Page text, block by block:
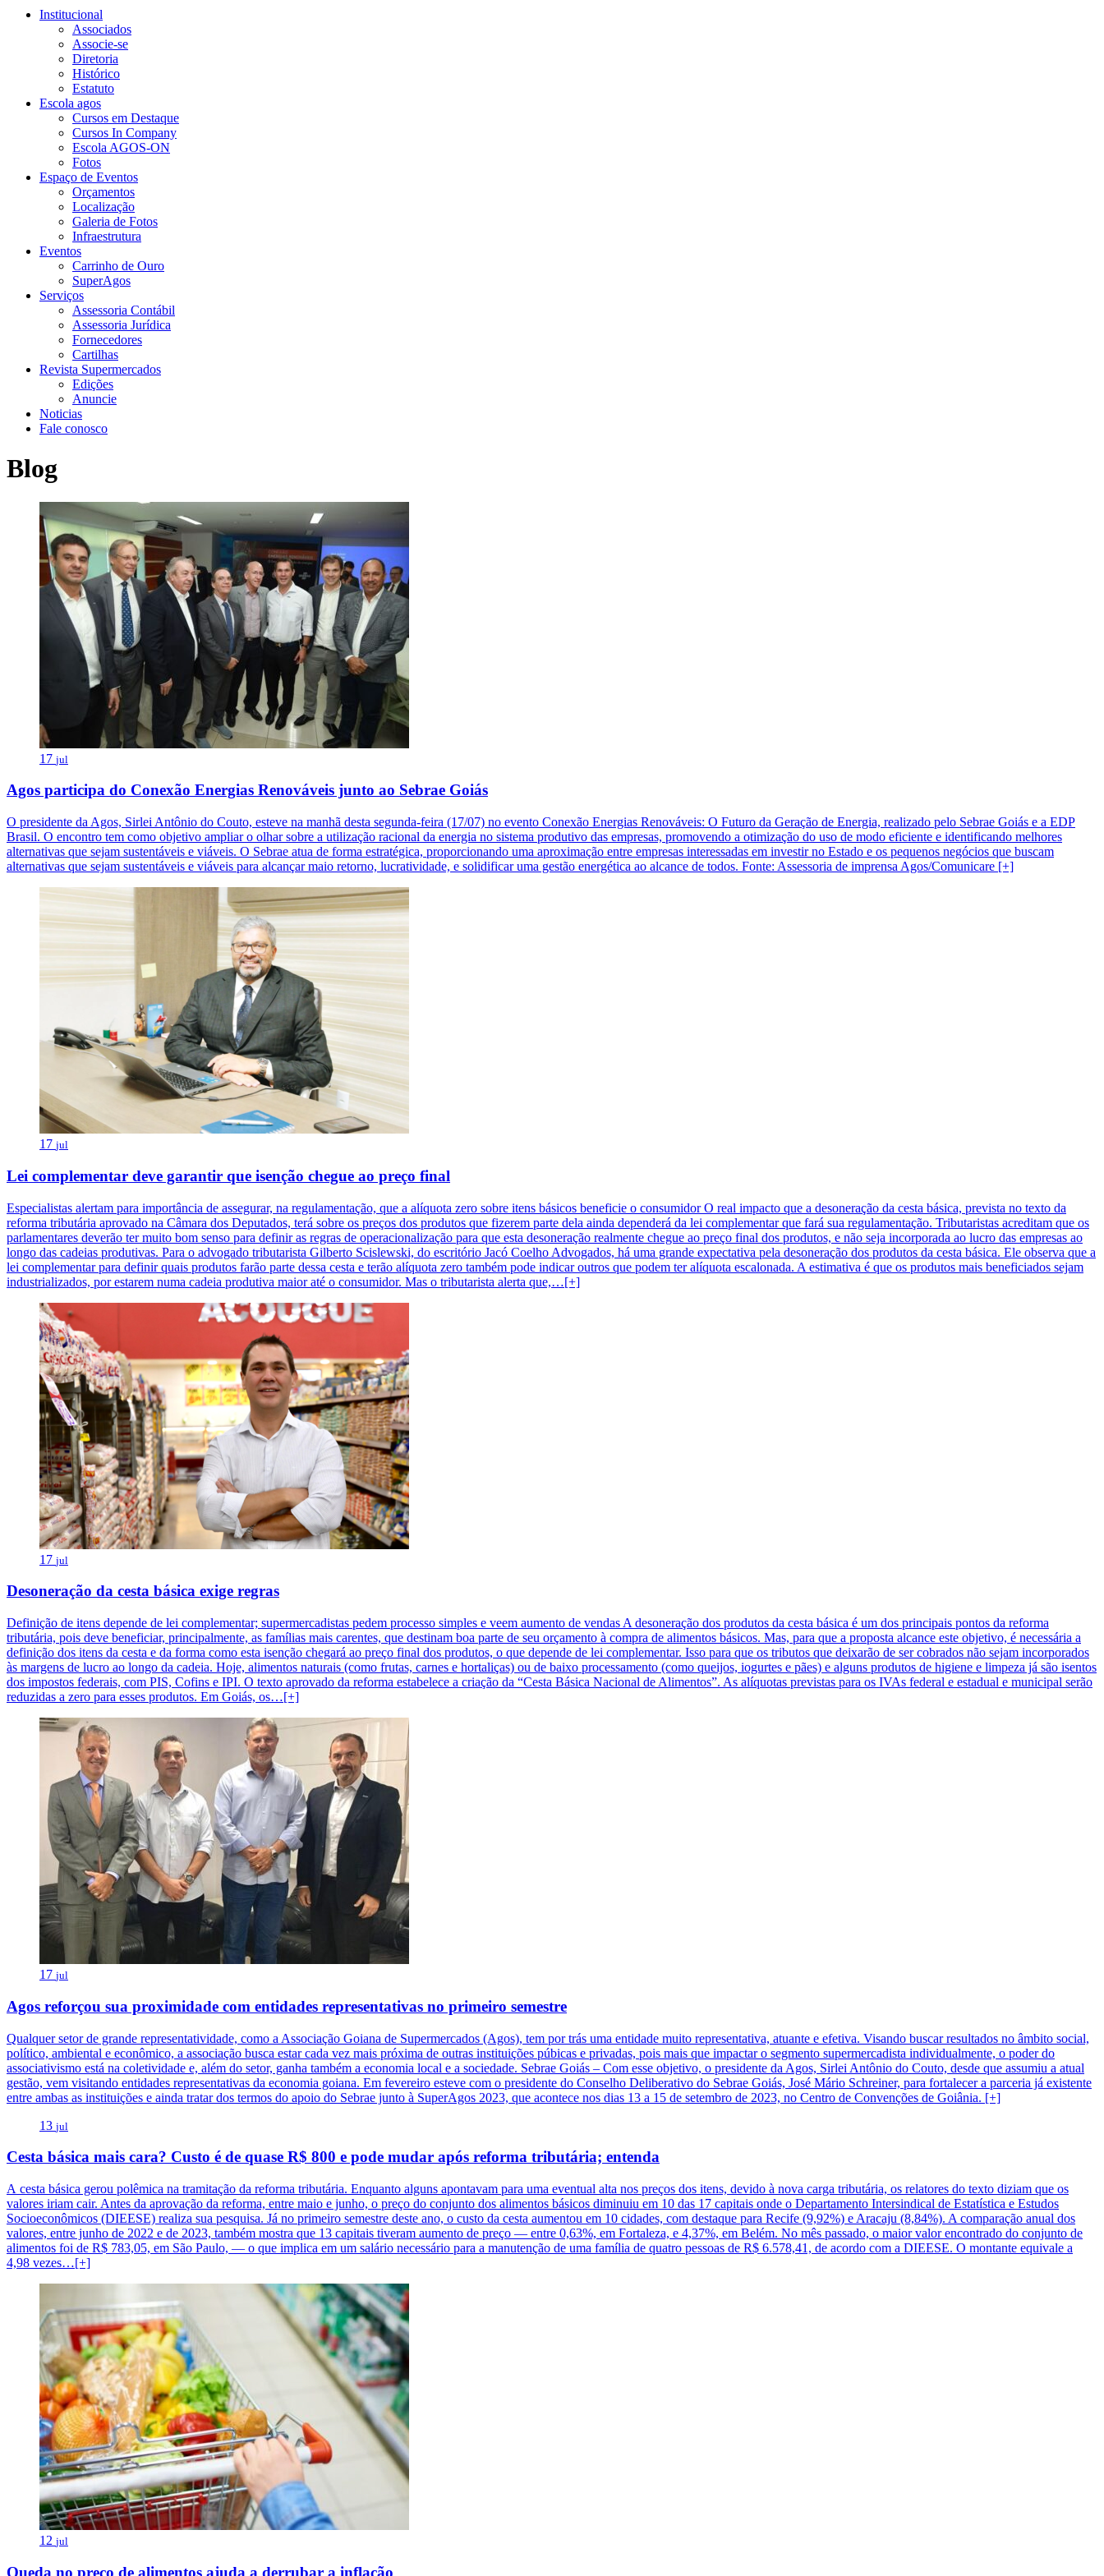
Institucional
Associados
Associe-se
Diretoria
Histórico
Estatuto
Escola agos
Cursos em Destaque
Cursos In Company
Escola AGOS-ON
Fotos
Espaço de Eventos
Orçamentos
Localização
Galeria de Fotos
Infraestrutura
Eventos
Carrinho de Ouro
SuperAgos
Serviços
Assessoria Contábil
Assessoria Jurídica
Fornecedores
Cartilhas
Revista Supermercados
Edições
Anuncie
Noticias
Fale conosco
Blog
17 jul
Agos participa do Conexão Energias Renováveis junto ao Sebrae Goiás
O presidente da Agos, Sirlei Antônio do Couto, esteve na manhã desta segunda-feira (17/07) no evento Conexão Energias Renováveis: O Futuro da Geração de Energia, realizado pelo Sebrae Goiás e a EDP
Brasil. O encontro tem como objetivo ampliar o olhar sobre a utilização racional da energia no sistema produtivo das empresas, promovendo a otimização do uso de modo eficiente e identificando melhores
alternativas que sejam sustentáveis e viáveis. O Sebrae atua de forma estratégica, proporcionando uma aproximação entre empresas interessadas em investir no Estado e os pequenos negócios que buscam
alternativas que sejam sustentáveis e viáveis para alcançar maio retorno, lucratividade, e solidificar uma gestão energética ao alcance de todos. Fonte: Assessoria de imprensa Agos/Comunicare [+]
17 jul
Lei complementar deve garantir que isenção chegue ao preço final
Especialistas alertam para importância de assegurar, na regulamentação, que a alíquota zero sobre itens básicos beneficie o consumidor O real impacto que a desoneração da cesta básica, prevista no texto da
reforma tributária aprovado na Câmara dos Deputados, terá sobre os preços dos produtos que fizerem parte dela ainda dependerá da lei complementar que fará sua regulamentação. Tributaristas acreditam que os
parlamentares deverão ter muito bom senso para definir as regras de operacionalização para que esta desoneração realmente chegue ao preço final dos produtos, e não seja incorporada ao lucro das empresas ao
longo das cadeias produtivas. Para o advogado tributarista Gilberto Scislewski, do escritório Jacó Coelho Advogados, há uma grande expectativa pela desoneração dos produtos da cesta básica. Ele observa que a
lei complementar para definir quais produtos farão parte dessa cesta e terão alíquota zero também pode indicar outros que podem ter alíquota escalonada. A estimativa é que os produtos mais beneficiados sejam
industrializados, por estarem numa cadeia produtiva maior até o consumidor. Mas o tributarista alerta que,…[+]
17 jul
Desoneração da cesta básica exige regras
Definição de itens depende de lei complementar; supermercadistas pedem processo simples e veem aumento de vendas A desoneração dos produtos da cesta básica é um dos principais pontos da reforma
tributária, pois deve beneficiar, principalmente, as famílias mais carentes, que destinam boa parte de seu orçamento à compra de alimentos básicos. Mas, para que a proposta alcance este objetivo, é necessária a
definição dos itens da cesta e da forma como esta isenção chegará ao preço final dos produtos, o que depende de lei complementar. Isso para que os tributos que deixarão de ser cobrados não sejam incorporados
às margens de lucro ao longo da cadeia. Hoje, alimentos naturais (como frutas, carnes e hortaliças) ou de baixo processamento (como queijos, iogurtes e pães) e alguns produtos de higiene e limpeza já são isentos
dos impostos federais, com PIS, Cofins e IPI. O texto aprovado da reforma estabelece a criação da “Cesta Básica Nacional de Alimentos”. As alíquotas previstas para os IVAs federal e estadual e municipal serão
reduzidas a zero para esses produtos. Em Goiás, os…[+]
17 jul
Agos reforçou sua proximidade com entidades representativas no primeiro semestre
Qualquer setor de grande representatividade, como a Associação Goiana de Supermercados (Agos), tem por trás uma entidade muito representativa, atuante e efetiva. Visando buscar resultados no âmbito social,
político, ambiental e econômico, a associação busca estar cada vez mais próxima de outras instituições púbicas e privadas, pois mais que impactar o segmento supermercadista individualmente, o poder do
associativismo está na coletividade e, além do setor, ganha também a economia local e a sociedade. Sebrae Goiás – Com esse objetivo, o presidente da Agos, Sirlei Antônio do Couto, desde que assumiu a atual
gestão, vem visitando entidades representativas da economia goiana. Em fevereiro esteve com o presidente do Conselho Deliberativo do Sebrae Goiás, José Mário Schreiner, para fortalecer a parceria já existente
entre ambas as instituições e ainda tratar dos termos do apoio do Sebrae junto à SuperAgos 2023, que acontece nos dias 13 a 15 de setembro de 2023, no Centro de Convenções de Goiânia. [+]
13 jul
Cesta básica mais cara? Custo é de quase R$ 800 e pode mudar após reforma tributária; entenda
A cesta básica gerou polêmica na tramitação da reforma tributária. Enquanto alguns apontavam para uma eventual alta nos preços dos itens, devido à nova carga tributária, os relatores do texto diziam que os
valores iriam cair. Antes da aprovação da reforma, entre maio e junho, o preço do conjunto dos alimentos básicos diminuiu em 10 das 17 capitais onde o Departamento Intersindical de Estatística e Estudos
Socioeconômicos (DIEESE) realiza sua pesquisa. Já no primeiro semestre deste ano, o custo da cesta aumentou em 10 cidades, com destaque para Recife (9,92%) e Aracaju (8,84%). A comparação anual dos
valores, entre junho de 2022 e de 2023, também mostra que 13 capitais tiveram aumento de preço — entre 0,63%, em Fortaleza, e 4,37%, em Belém. No mês passado, o maior valor encontrado do conjunto de
alimentos foi de R$ 783,05, em São Paulo, — o que implica em um salário necessário para a manutenção de uma família de quatro pessoas de R$ 6.578,41, de acordo com a DIEESE. O montante equivale a
4,98 vezes…[+]
12 jul
Queda no preço de alimentos ajuda a derrubar a inflação